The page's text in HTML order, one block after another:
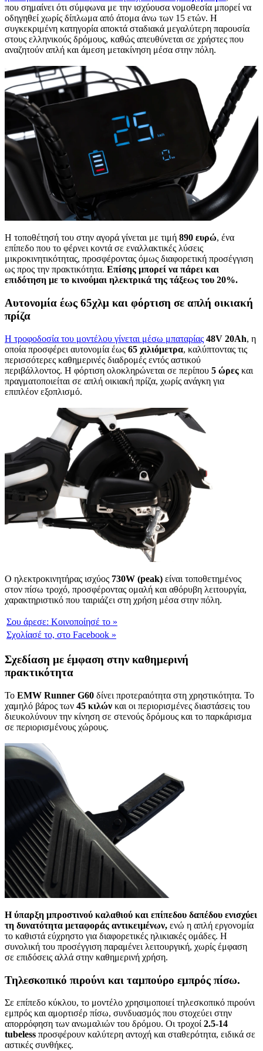
που σημαίνει ότι σύμφωνα με την ισχύουσα νομοθεσία μπορεί να
οδηγηθεί χωρίς δίπλωμα από άτομα άνω των 15 ετών. Η
συγκεκριμένη κατηγορία αποκτά σταδιακά μεγαλύτερη παρουσία
στους ελληνικούς δρόμους, καθώς απευθύνεται σε χρήστες που
αναζητούν απλή και άμεση μετακίνηση μέσα στην πόλη.
Η τοποθέτησή του στην αγορά γίνεται με τιμή 890 ευρώ, ένα
επίπεδο που το φέρνει κοντά σε εναλλακτικές λύσεις
μικροκινητικότητας, προσφέροντας όμως διαφορετική προσέγγιση
ως προς την πρακτικότητα. Επίσης μπορεί να πάρει και
επιδότηση με το κινούμαι ηλεκτρικά της τάξεως του 20%.
Αυτονομία έως 65χλμ και φόρτιση σε απλή οικιακή
πρίζα
Η τροφοδοσία του μοντέλου γίνεται μέσω μπαταρίας 48V 20Ah, η
οποία προσφέρει αυτονομία έως 65 χιλιόμετρα, καλύπτοντας τις
περισσότερες καθημερινές διαδρομές εντός αστικού
περιβάλλοντος. Η φόρτιση ολοκληρώνεται σε περίπου 5 ώρες και
πραγματοποιείται σε απλή οικιακή πρίζα, χωρίς ανάγκη για
επιπλέον εξοπλισμό.
Ο ηλεκτροκινητήρας ισχύος 730W (peak) είναι τοποθετημένος
στον πίσω τροχό, προσφέροντας ομαλή και αθόρυβη λειτουργία,
χαρακτηριστικό που ταιριάζει στη χρήση μέσα στην πόλη.
Σου άρεσε: Κοινοποίησέ το »
Σχολίασέ το, στο Facebook »
Σχεδίαση με έμφαση στην καθημερινή
πρακτικότητα
Το EMW Runner G60 δίνει προτεραιότητα στη χρηστικότητα. Το
χαμηλό βάρος των 45 κιλών και οι περιορισμένες διαστάσεις του
διευκολύνουν την κίνηση σε στενούς δρόμους και το παρκάρισμα
σε περιορισμένους χώρους.
Η ύπαρξη μπροστινού καλαθιού και επίπεδου δαπέδου ενισχύει
τη δυνατότητα μεταφοράς αντικειμένων, ενώ η απλή εργονομία
το καθιστά εύχρηστο για διαφορετικές ηλικιακές ομάδες. Η
συνολική του προσέγγιση παραμένει λειτουργική, χωρίς έμφαση
σε επιδόσεις αλλά στην καθημερινή χρήση.
Τηλεσκοπικό πιρούνι και ταμπούρο εμπρός πίσω.
Σε επίπεδο κύκλου, το μοντέλο χρησιμοποιεί τηλεσκοπικό πιρούνι
εμπρός και αμορτισέρ πίσω, συνδυασμός που στοχεύει στην
απορρόφηση των ανωμαλιών του δρόμου. Οι τροχοί 2.5-14
tubeless προσφέρουν καλύτερη αντοχή και σταθερότητα, ειδικά σε
αστικές συνθήκες.